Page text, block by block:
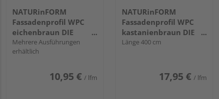
NATURinFORM
Fassadenprofil WPC
eichenbraun DIE
GESTALTENDE -
70x17mm
Mehrere Ausführungen
erhältlich
10,95 € / lfm
NATURinFORM
Fassadenprofil WPC
kastanienbraun DIE
GESTALTENDE -
Länge 400 cm
17,95 € / lfm